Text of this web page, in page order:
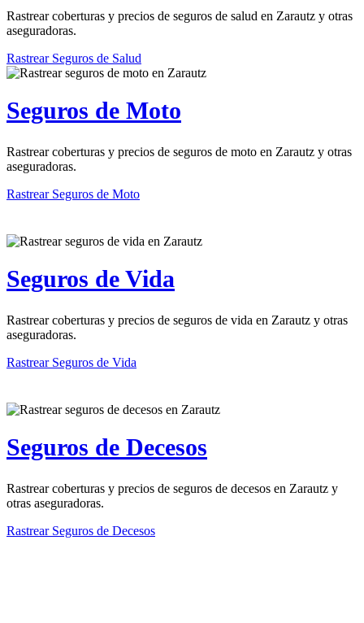
Rastrear coberturas y precios de seguros de salud en Zarautz y otras
aseguradoras.
Rastrear Seguros de Salud
Seguros de Moto
Rastrear coberturas y precios de seguros de moto en Zarautz y otras
aseguradoras.
Rastrear Seguros de Moto
Seguros de Vida
Rastrear coberturas y precios de seguros de vida en Zarautz y otras
aseguradoras.
Rastrear Seguros de Vida
Seguros de Decesos
Rastrear coberturas y precios de seguros de decesos en Zarautz y
otras aseguradoras.
Rastrear Seguros de Decesos